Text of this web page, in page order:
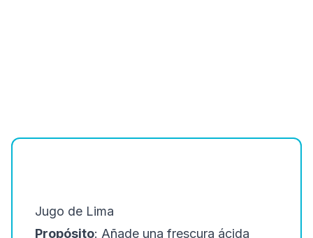
Jugo de Lima
Propósito: Añade una frescura ácida